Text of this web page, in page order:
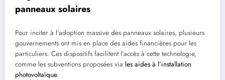
panneaux solaires
Pour inciter à l’adoption massive des panneaux solaires, plusieurs
gouvernements ont mis en place des aides financières pour les
particuliers. Ces dispositifs facilitent l’accès à cette technologie,
comme les subventions proposées via les aides à l’installation
photovoltaïque.